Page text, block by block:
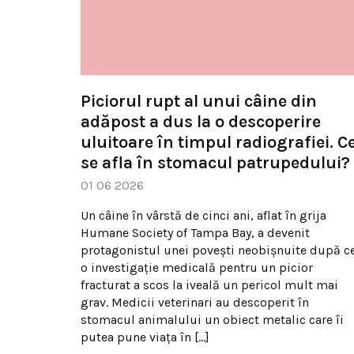
Piciorul rupt al unui câine din
adăpost a dus la o descoperire
uluitoare în timpul radiografiei.
se afla în stomacul patrupedului?
01 06 2026
Un câine în vârstă de cinci ani, aflat în grija
Humane Society of Tampa Bay, a devenit
protagonistul unei povești neobișnuite după
o investigație medicală pentru un picior
fracturat a scos la iveală un pericol mult mai
grav. Medicii veterinari au descoperit în
stomacul animalului un obiect metalic care îi
putea pune viața în […]